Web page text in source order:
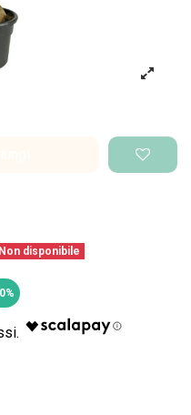
disponibile